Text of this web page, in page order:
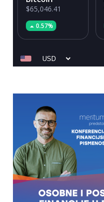
$65,046.41
0.57%